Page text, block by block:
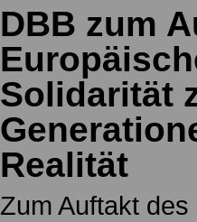
DBB zum
Solidarität
Realität
Zum Auftakt